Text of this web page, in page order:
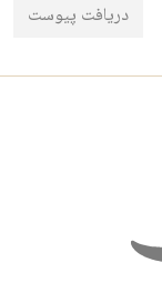
دریافت پیوست